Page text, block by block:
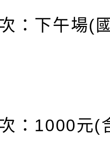
：下午場(
：1000元(